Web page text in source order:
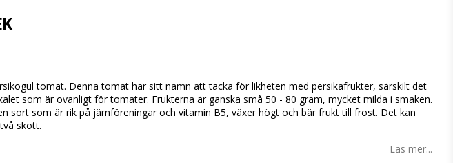
till i favoritlistan
tomat. Denna tomat har sitt namn att tacka för likheten med persikafrukter, särskilt det
som är ovanligt för tomater. Frukterna är ganska små 50 - 80 gram, mycket milda i smaken.
sort som är rik på järnföreningar och vitamin B5, växer högt och bär frukt till frost. Det kan
skott.
Läs mer...